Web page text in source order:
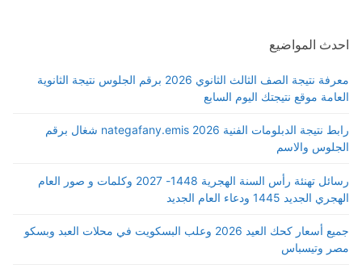
احدث المواضيع
معرفة نتيجة الصف الثالث الثانوي 2026 برقم الجلوس نتيجة الثانوية
العامة موقع نتيجتك اليوم السابع
رابط نتيجة الدبلومات الفنية 2026 nategafany.emis شغال برقم
الجلوس والاسم
رسائل تهنئة رأس السنة الهجرية 1448- 2027 وكلمات و صور العام
الهجري الجديد 1445 ودعاء العام الجديد
جميع أسعار كحك العيد 2026 وعلب البسكويت في محلات العبد وبسكو
مصر وتيسباس